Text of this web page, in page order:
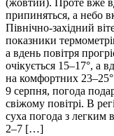
(жовтий). Проте вже
припиняться, а небо
Північно-західний
показники
а вдень повітря
очікується 15–17°, а
на комфортних
9 серпня, погода
свіжому повітрі. В
суха погода з легким
2–7 […]